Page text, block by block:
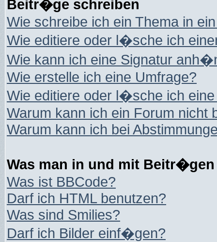
Beitr�ge schreiben
Wie schreibe ich ein Thema in
Wie editiere oder l�sche ich
Wie kann ich eine Signatur
Wie erstelle ich eine Umfrage?
Wie editiere oder l�sche ich
Warum kann ich ein Forum nicht
Warum kann ich bei
Was man in und mit
Was ist BBCode?
Darf ich HTML benutzen?
Was sind Smilies?
Darf ich Bilder einf�gen?